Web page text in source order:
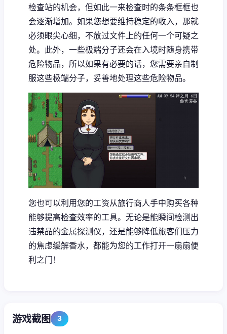
检查站的机会，但如此一来检查时的条条框框也
会逐渐增加。如果您想要维持稳定的收入，那就
必须眼尖心细，不放过文件上的任何一个可疑之
处。此外，一些极端分子还会在入境时随身携带
危险物品，所以如果有必要的话，您需要亲自制
服这些极端分子，妥善地处理这些危险物品。
您也可以利用您的工资从旅行商人手中购买各种
能够提高检查效率的工具。无论是能瞬间检测出
违禁品的金属探测仪，还是能够降低旅客们压力
的焦虑缓解香水，都能为您的工作打开一扇扇便
利之门！
游戏截图 3